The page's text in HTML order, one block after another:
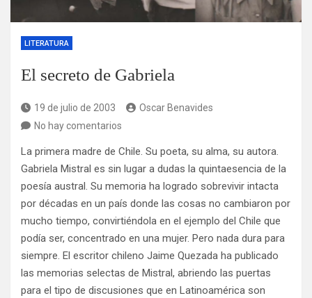
LITERATURA
El secreto de Gabriela
19 de julio de 2003
Oscar Benavides
No hay comentarios
La primera madre de Chile. Su poeta, su alma, su autora.
Gabriela Mistral es sin lugar a dudas la quintaesencia de la
poesía austral. Su memoria ha logrado sobrevivir intacta
por décadas en un país donde las cosas no cambiaron por
mucho tiempo, convirtiéndola en el ejemplo del Chile que
podía ser, concentrado en una mujer. Pero nada dura para
siempre. El escritor chileno Jaime Quezada ha publicado
las memorias selectas de Mistral, abriendo las puertas
para el tipo de discusiones que en Latinoamérica son